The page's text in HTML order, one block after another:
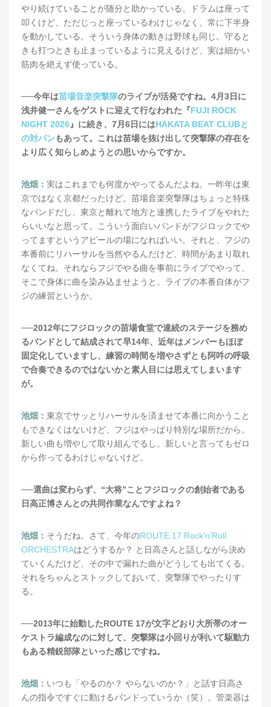
やり続けていることが随分と助かっている。ドラムは座って
叩くけど、ただじっと座っているわけじゃなく、常に下半身
を動かしている。そういう身体の動きは野球も同じ。守ると
きも打つときも止まっているように見えるけど、実は細かい
筋肉を絶えず使っている。
──今年は苗場音楽突撃隊のライブが活発ですね。4月3日に
浅井健一さんをゲストに迎えて行なわれた『FUJI ROCK
NIGHT 2026 』に続き、7月6日にはHAKATA BEAT CLUBと
の対バンもあって。これは苗場を抜け出して突撃隊の存在を
より広く知らしめようとの思いからですか。
池畑： 実はこれまでも何度かやってるんだよね。一昨年は東
京ではなく京都だったけど。苗場音楽突撃隊はちょっと特殊
なバンドだし、東京と離れて地方と連携したライブをやれた
らいいなと思って。こういう面白いバンドがフジロックでや
ってますというアピールの場になればいい。それと、フジの
本番前にリハーサルを当然やるんだけど、時間があまり取れ
なくてね。それならフジでやる曲を事前にライブでやって、
そこで身体に曲を染み込ませようと。ライブの本番自体がフ
ジの練習というか。
──2012年にフジロックの苗場食堂で連続のステージを務め
るバンドとして結成されて早14年、近年はメンバーもほぼ
固定化していますし、練習の時間を増やさずとも阿吽の呼吸
で合奏できるのではないかと素人目には思えてしまいます
が。
池畑： 東京でサッとリハーサルを済ませて本番に向かうこと
もできなくはないけど、フジはやっぱり特別な場所だから。
新しい曲も増やして取り組んでるし。新しいと言ってもゼロ
から作ってるわけじゃないけど。
──選曲は変わらず、“大将”ことフジロックの創始者である
日高正博さんとの共同作業なんですよね？
池畑： そうだね。さて、今年のROUTE 17 Rock'n'Roll
ORCHESTRAはどうするか？ と日高さんと話しながら決め
ていくんだけど、その中で漏れた曲がどうしても出てくる。
それをちゃんとストックしておいて、突撃隊でやったりす
る。
──2013年に始動したROUTE 17が文字どおり大所帯のオー
ケストラ編成なのに対して、突撃隊は小回りが利いて駆動力
もある精鋭部隊といった感じですね。
池畑： いつも「やるのか？ やらないのか？」と話す日高さ
んの指令ですぐに動けるバンドっていうか（笑）。管楽器は